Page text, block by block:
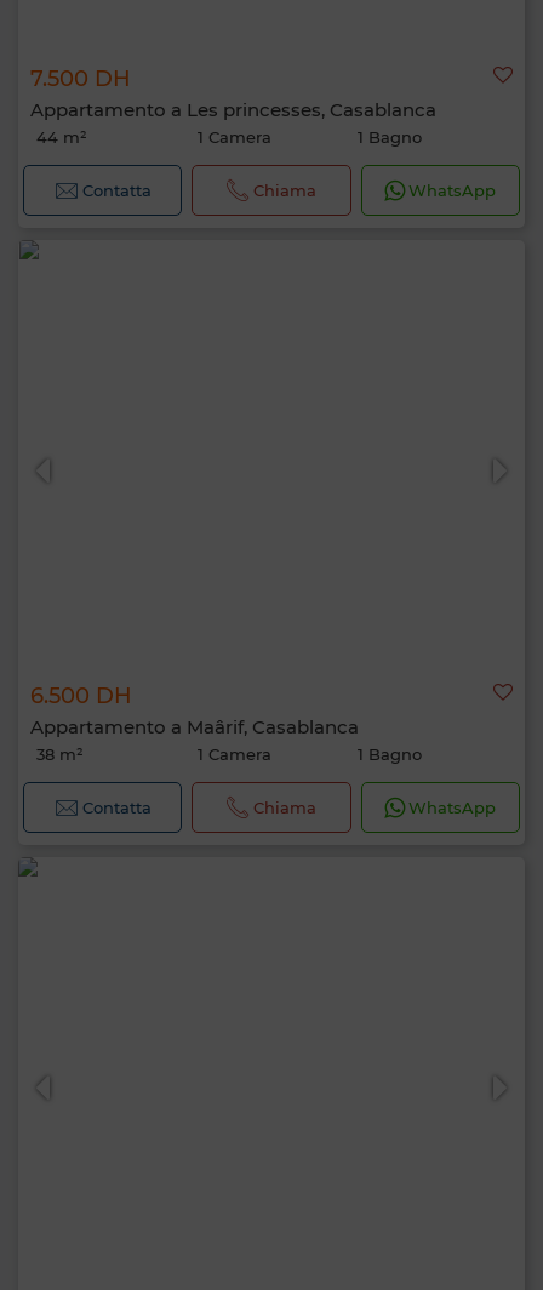
7.500 DH
Appartamento a Les princesses, Casablanca
44 m² 1 Camera 1 Bagno
Contatta Chiama WhatsApp
6.500 DH
Appartamento a Maârif, Casablanca
38 m² 1 Camera 1 Bagno
Contatta Chiama WhatsApp